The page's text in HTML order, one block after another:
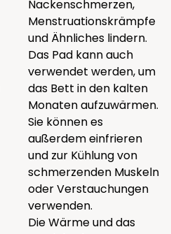
Nackenschmerzen,
Menstruationskrämpfe
und Ähnliches lindern.
Das Pad kann auch
verwendet werden, um
das Bett in den kalten
Monaten aufzuwärmen.
Sie können es
außerdem einfrieren
und zur Kühlung von
schmerzenden Muskeln
oder Verstauchungen
verwenden.
Die Wärme und das